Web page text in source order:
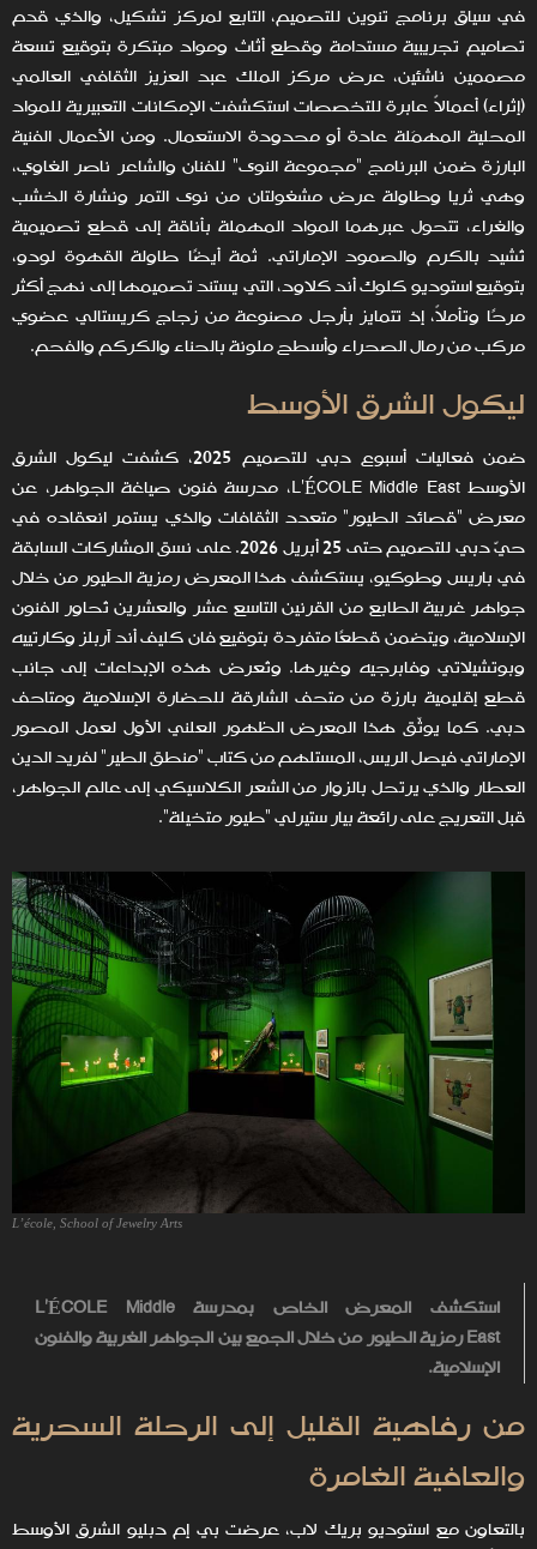
في سياق برنامج تنوين للتصميم، التابع لمركز تشكيل، والذي قدم
تصاميم تجريبية مستدامة وقطع أثاث ومواد مبتكرة بتوقيع تسعة
مصممين ناشئين، عرض مركز الملك عبد العزيز الثقافي العالمي
(إثراء) أعمالاً عابرة للتخصصات استكشفت الإمكانات التعبيرية للمواد
المحلية المهمَلة عادة أو محدودة الاستعمال. ومن الأعمال الفنية
البارزة ضمن البرنامج "مجموعة النوى" للفنان والشاعر ناصر الغاوي،
وهي ثريا وطاولة عرض مشغولتان من نوى التمر ونشارة الخشب
والغراء، تتحول عبرهما المواد المهملة بأناقة إلى قطع تصميمية
تُشيد بالكرم والصمود الإماراتي. ثمة أيضًا طاولة القهوة لودو،
بتوقيع استوديو كلوك أند كلاود، التي يستند تصميمها إلى نهج أكثر
مرحًا وتأملاً، إذ تتمايز بأرجل مصنوعة من زجاج كريستالي عضوي
مركب من رمال الصحراء وأسطح ملونة بالحناء والكركم والفحم.
ليكول الشرق الأوسط
ضمن فعاليات أسبوع دبي للتصميم 2025، كشفت ليكول الشرق
الأوسط L’ÉCOLE Middle East، مدرسة فنون صياغة الجواهر، عن
معرض "قصائد الطيور" متعدد الثقافات والذي يستمر انعقاده في
حيّ دبي للتصميم حتى 25 أبريل 2026. على نسق المشاركات السابقة
في باريس وطوكيو، يستكشف هذا المعرض رمزية الطيور من خلال
جواهر غربية الطابع من القرنين التاسع عشر والعشرين تُحاور الفنون
الإسلامية، ويتضمن قطعًا متفردة بتوقيع فان كليف أند آربلز وكارتييه
وبوتشيلاتي وفابرجيه وغيرها. وتُعرض هذه الإبداعات إلى جانب
قطع إقليمية بارزة من متحف الشارقة للحضارة الإسلامية ومتاحف
دبي. كما يوثّق هذا المعرض الظهور العلني الأول لعمل المصور
الإماراتي فيصل الريس، المستلهم من كتاب "منطق الطير" لفريد الدين
العطار والذي يرتحل بالزوار من الشعر الكلاسيكي إلى عالم الجواهر،
قبل التعريج على رائعة بيار ستيرلي "طيور متخيلة".
L’école, School of Jewelry Arts
استكشف المعرض الخاص بمدرسةL’ÉCOLE Middle
Eastرمزية الطيور من خلال الجمع بين الجواهر الغربية والفنون
الإسلامية.
من رفاهية القليل إلى الرحلة السحرية
والعافية الغامرة
بالتعاون مع استوديو بريك لاب، عرضت بي إم دبليو الشرق الأوسط